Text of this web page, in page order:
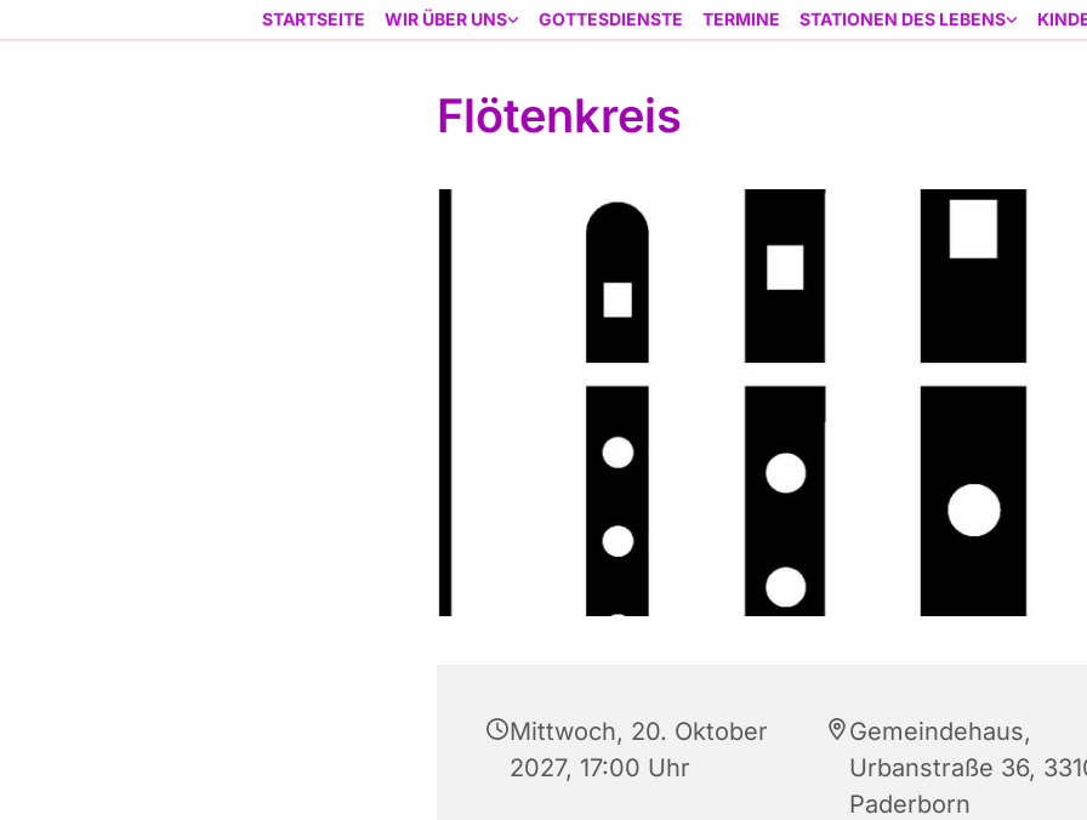
STARTSEITE WIR ÜBER UNS GOTTESDIENSTE TERMINE STATIONEN DES LEBENS
Flötenkreis
Mittwoch, 20. Oktober
2027, 17:00 Uhr
Gemeindehaus,
Urbanstraße 36,
Paderborn